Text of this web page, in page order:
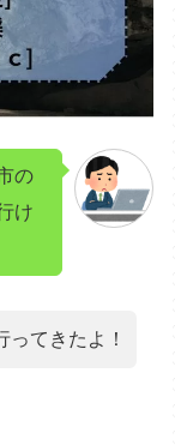
の
け
てきたよ！